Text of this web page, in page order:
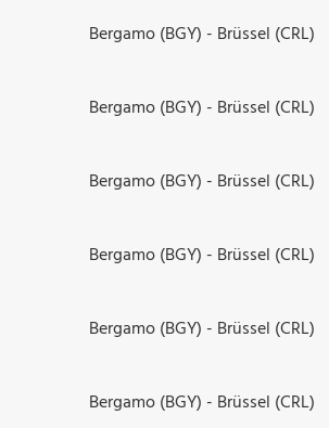
Bergamo (BGY) - Brüssel (CRL)
Bergamo (BGY) - Brüssel (CRL)
Bergamo (BGY) - Brüssel (CRL)
Bergamo (BGY) - Brüssel (CRL)
Bergamo (BGY) - Brüssel (CRL)
Bergamo (BGY) - Brüssel (CRL)